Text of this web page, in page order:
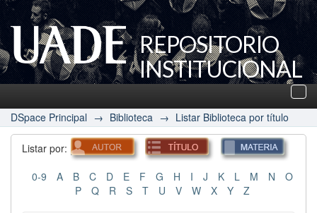
REPOSITORIO
INSTITUCIONAL
UADE
DSpace Principal → Biblioteca → Listar Biblioteca por título
Listar por:
0-9 A B C D E F G H I J K L M N
O
P
Q R S T U V W X Y Z